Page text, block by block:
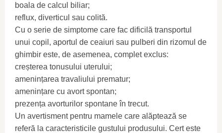
boala de calcul biliar;
reflux, diverticul sau colită.
Cu o serie de simptome care fac dificilă transportul
unui copil, aportul de ceaiuri sau pulberi din rizomul de
ghimbir este, de asemenea, complet exclus:
creșterea tonusului uterului;
amenințarea travaliului prematur;
amenințare cu avort spontan;
prezența avorturilor spontane în trecut.
Un avertisment pentru mamele care alăptează se
referă la caracteristicile gustului produsului. Cert este